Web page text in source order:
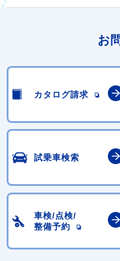
お
カタログ請求
試乗車検索
車検/点検/
整備予約